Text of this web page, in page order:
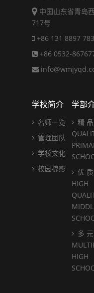
中国山东省青岛
717号
+86 131 8897
+86 0532-
学校简介
名师一览
管理团队
学校文化
校园掠影
学部
精
优
HIGH
多
HIGH